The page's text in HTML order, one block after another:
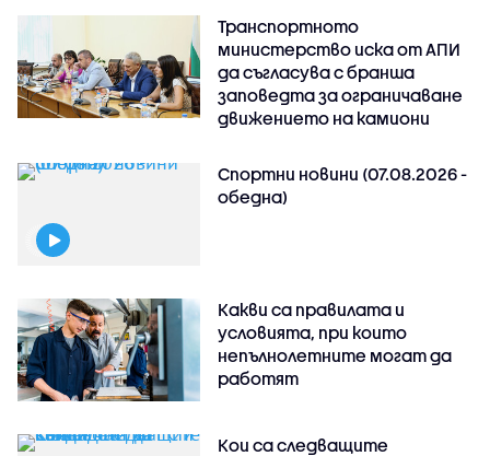
Транспортното
министерство иска от АПИ
да съгласува с бранша
заповедта за ограничаване
движението на камиони
Спортни новини (07.08.2026 -
обедна)
Какви са правилата и
условията, при които
непълнолетните могат да
работят
Кои са следващите